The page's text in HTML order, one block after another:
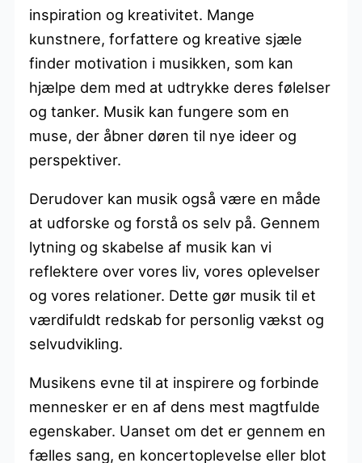
inspiration og kreativitet. Mange
kunstnere, forfattere og kreative sjæle
finder motivation i musikken, som kan
hjælpe dem med at udtrykke deres følelser
og tanker. Musik kan fungere som en
muse, der åbner døren til nye ideer og
perspektiver.
Derudover kan musik også være en måde
at udforske og forstå os selv på. Gennem
lytning og skabelse af musik kan vi
reflektere over vores liv, vores oplevelser
og vores relationer. Dette gør musik til et
værdifuldt redskab for personlig vækst og
selvudvikling.
Musikens evne til at inspirere og forbinde
mennesker er en af dens mest magtfulde
egenskaber. Uanset om det er gennem en
fælles sang, en koncertoplevelse eller blot